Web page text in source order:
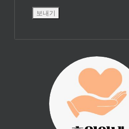
진리횃불 사역은
여러분의 후원으
로 이루어집니다.